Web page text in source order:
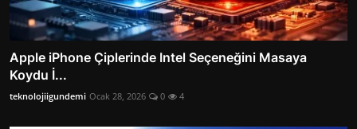
Apple iPhone Çiplerinde Intel Seçeneğini Masaya
Koydu İ...
teknolojiigundemi Ocak 28, 2026 0 4